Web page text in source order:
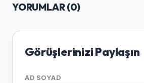
YORUMLAR (0)
Görüşlerinizi Paylaşın
AD SOYAD